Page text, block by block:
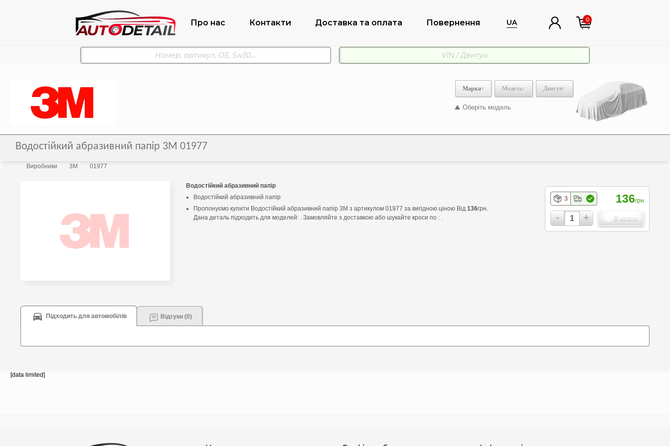
Про нас Контакти Доставка та оплата Повернення UA 0
Марка Модель Двигун
Оберіть модель
Водостійкий абразивний папір 3M 01977
Виробники 3M 01977
Водостійкий абразивний папір
Водостійкий абразивний папір
Пропонуємо купити Водостійкий абразивний папір 3M з артикулом 01977 за вигідною ціною Від 136грн.
Дана деталь підходить для моделей: . Замовляйте з доставкою або шукайте кроси по : .
3 136грн
- + В кошик
Підходить для автомобілів Відгуки (0)
[data limited]